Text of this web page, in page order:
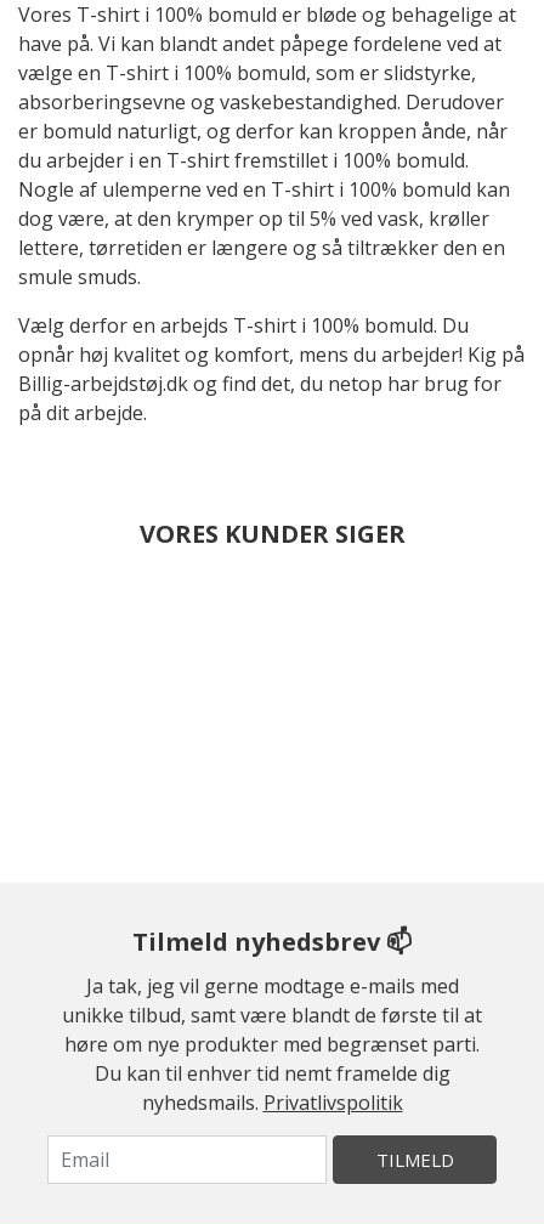
Vores T-shirt i 100% bomuld er bløde og behagelige at
have på. Vi kan blandt andet påpege fordelene ved at
vælge en T-shirt i 100% bomuld, som er slidstyrke,
absorberingsevne og vaskebestandighed. Derudover
er bomuld naturligt, og derfor kan kroppen ånde, når
du arbejder i en T-shirt fremstillet i 100% bomuld.
Nogle af ulemperne ved en T-shirt i 100% bomuld kan
dog være, at den krymper op til 5% ved vask, krøller
lettere, tørretiden er længere og så tiltrækker den en
smule smuds.
Vælg derfor en arbejds T-shirt i 100% bomuld. Du
opnår høj kvalitet og komfort, mens du arbejder! Kig på
Billig-arbejdstøj.dk og find det, du netop har brug for
på dit arbejde.
VORES KUNDER SIGER
Tilmeld nyhedsbrev 📫
Ja tak, jeg vil gerne modtage e-mails med
unikke tilbud, samt være blandt de første til at
høre om nye produkter med begrænset parti.
Du kan til enhver tid nemt framelde dig
nyhedsmails. Privatlivspolitik
TILMELD